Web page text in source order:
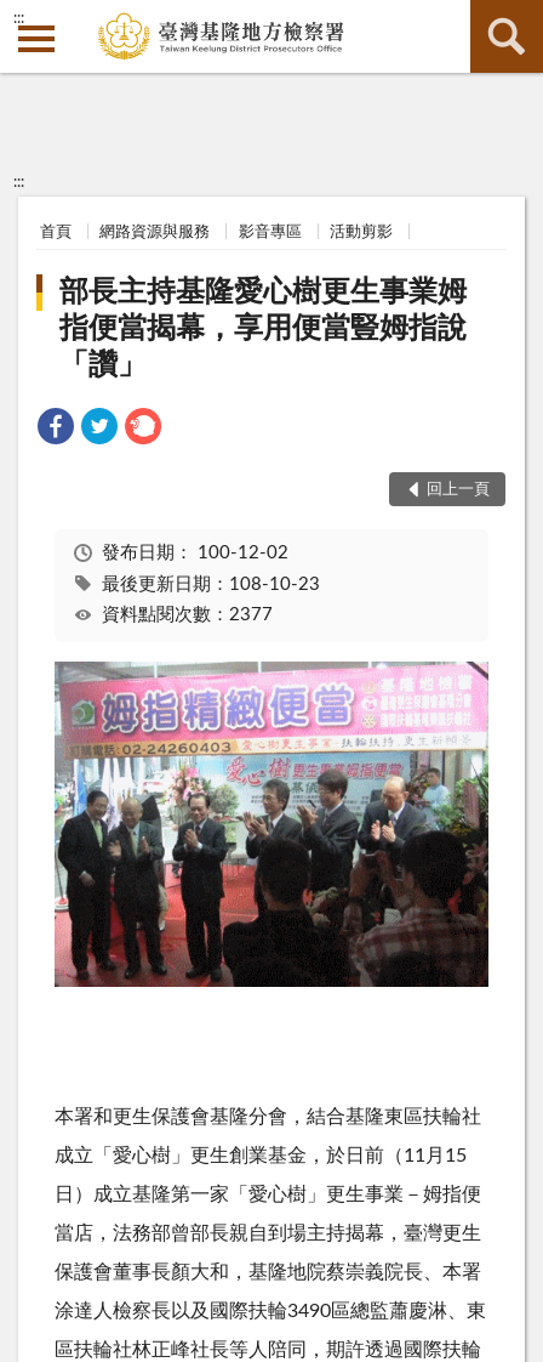
:::
:::
首頁 網路資源與服務 影音專區 活動剪影
部長主持基隆愛心樹更生事業姆
指便當揭幕，享用便當豎姆指說
「讚」
回上一頁
發布日期： 100-12-02
最後更新日期：108-10-23
資料點閱次數：2377
本署和更生保護會基隆分會，結合基隆東區扶輪社
成立「愛心樹」更生創業基金，於日前（11月15
日）成立基隆第一家「愛心樹」更生事業－姆指便
當店，法務部曾部長親自到場主持揭幕，臺灣更生
保護會董事長顏大和，基隆地院蔡崇義院長、本署
涂達人檢察長以及國際扶輪3490區總監蕭慶淋、東
區扶輪社林正峰社長等人陪同，期許透過國際扶輪